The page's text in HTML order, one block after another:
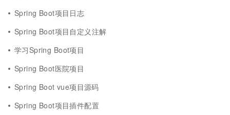
Spring Boot项目日志
Spring Boot项目自定义注解
学习Spring Boot项目
Spring Boot医院项目
Spring Boot vue项目源码
Spring Boot项目插件配置